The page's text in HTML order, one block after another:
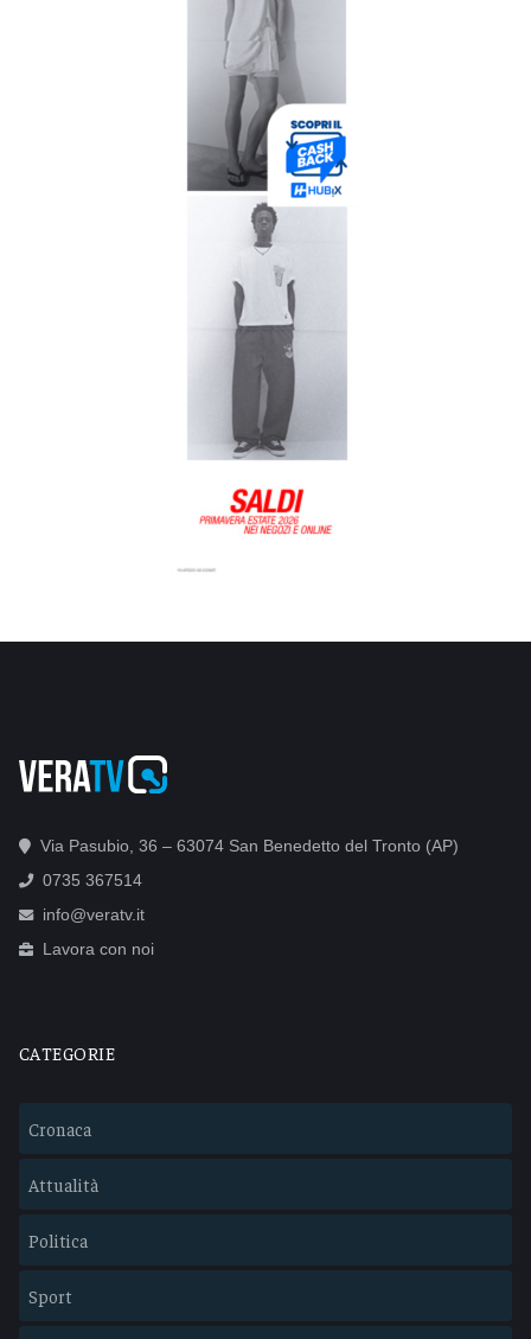
Via Pasubio, 36 – 63074 San Benedetto del Tronto (AP)
0735 367514
info@veratv.it
Lavora con noi
CATEGORIE
Cronaca
Attualità
Politica
Sport